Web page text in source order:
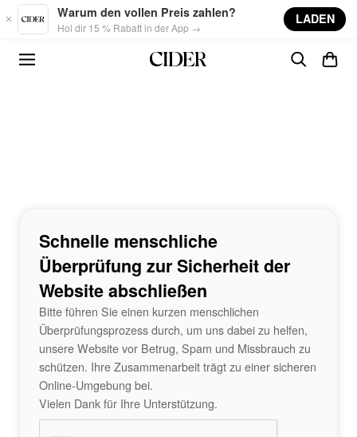
Skip to main content
Warum den vollen Preis zahlen?
Hol dir 15 % Rabatt in der App →
LADEN
Schnelle menschliche
Überprüfung zur Sicherheit der
Website abschließen
Bitte führen Sie einen kurzen menschlichen
Überprüfungsprozess durch, um uns dabei zu helfen,
unsere Website vor Betrug, Spam und Missbrauch zu
schützen. Ihre Zusammenarbeit trägt zu einer sicheren
Online-Umgebung bei.
Vielen Dank für Ihre Unterstützung.